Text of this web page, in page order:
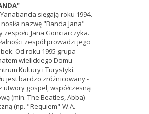
sięgają roku 1994.
nazwę "Banda Jana"
Jana Gonciarczyka.
zespół prowadzi jego
Od roku 1995 grupa
wielickiego Domu
Kultury i Turystyki.
jest bardzo zróżnicowany -
utwory gospel, współczesną
(min. The Beatles, Abba)
(np. "Requiem" W.A.